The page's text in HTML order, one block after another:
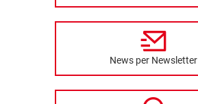
News per Newsletter